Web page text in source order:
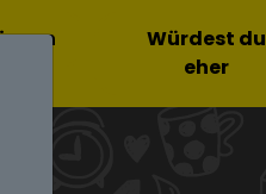
Würdest du
eher